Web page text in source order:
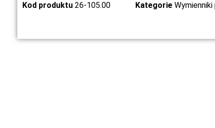
Kod produktu 26-105.00 Kategorie